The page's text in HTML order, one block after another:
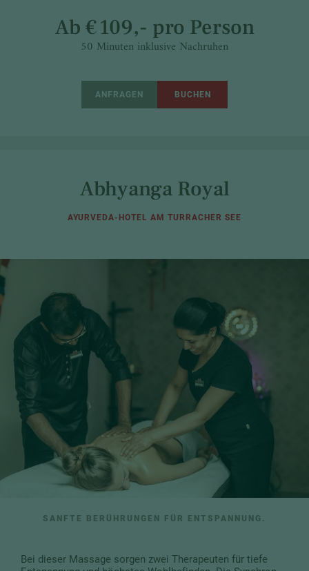
Ab € 109,- pro Person
50 Minuten inklusive Nachruhen
ANFRAGEN BUCHEN
Abhyanga Royal
AYURVEDA-HOTEL AM TURRACHER SEE
SANFTE BERÜHRUNGEN FÜR ENTSPANNUNG.
Bei dieser Massage sorgen zwei Therapeuten für tiefe